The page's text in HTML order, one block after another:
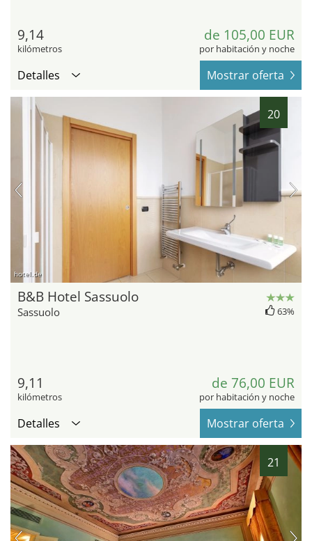
9,14
kilómetros
de 105,00 EUR
por habitación y noche
Detalles Mostrar oferta
20
hotel.de
B&B Hotel Sassuolo
Sassuolo 63%
9,11
kilómetros
de 76,00 EUR
por habitación y noche
Detalles Mostrar oferta
21